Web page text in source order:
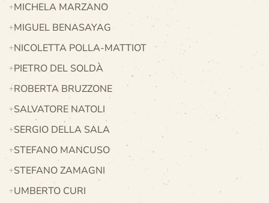
MICHELA MARZANO
MIGUEL BENASAYAG
NICOLETTA POLLA-MATTIOT
PIETRO DEL SOLDÀ
ROBERTA BRUZZONE
SALVATORE NATOLI
SERGIO DELLA SALA
STEFANO MANCUSO
STEFANO ZAMAGNI
UMBERTO CURI